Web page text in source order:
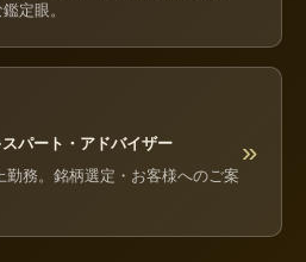
定眼。
パート・アドバイザー
勤務。銘柄選定・お客様へのご案
»